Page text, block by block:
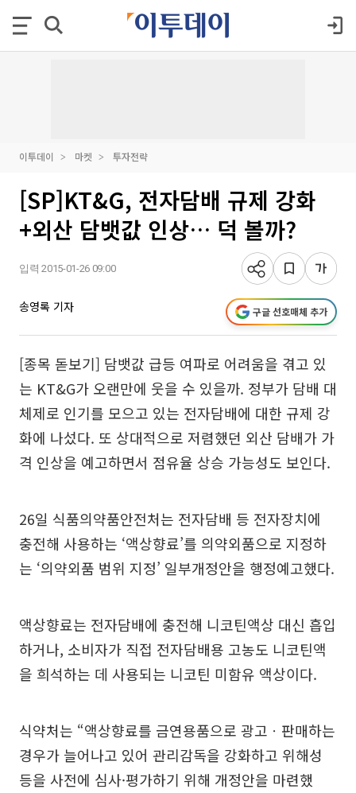
이투데이 마켓 투자전략
[SP]KT&G, 전자담배 규제 강화
+외산 담뱃값 인상… 덕 볼까?
입력 2015-01-26 09:00
송영록 기자 구글 선호매체 추가
[종목 돋보기] 담뱃값 급등 여파로 어려움을 겪고 있
는 KT&G가 오랜만에 웃을 수 있을까. 정부가 담배 대
체제로 인기를 모으고 있는 전자담배에 대한 규제 강
화에 나섰다. 또 상대적으로 저렴했던 외산 담배가 가
격 인상을 예고하면서 점유율 상승 가능성도 보인다.
26일 식품의약품안전처는 전자담배 등 전자장치에
충전해 사용하는 ‘액상향료’를 의약외품으로 지정하
는 ‘의약외품 범위 지정’ 일부개정안을 행정예고했다.
액상향료는 전자담배에 충전해 니코틴액상 대신 흡입
하거나, 소비자가 직접 전자담배용 고농도 니코틴액
을 희석하는 데 사용되는 니코틴 미함유 액상이다.
식약처는 “액상향료를 금연용품으로 광고ㆍ판매하는
경우가 늘어나고 있어 관리감독을 강화하고 위해성
등을 사전에 심사·평가하기 위해 개정안을 마련했